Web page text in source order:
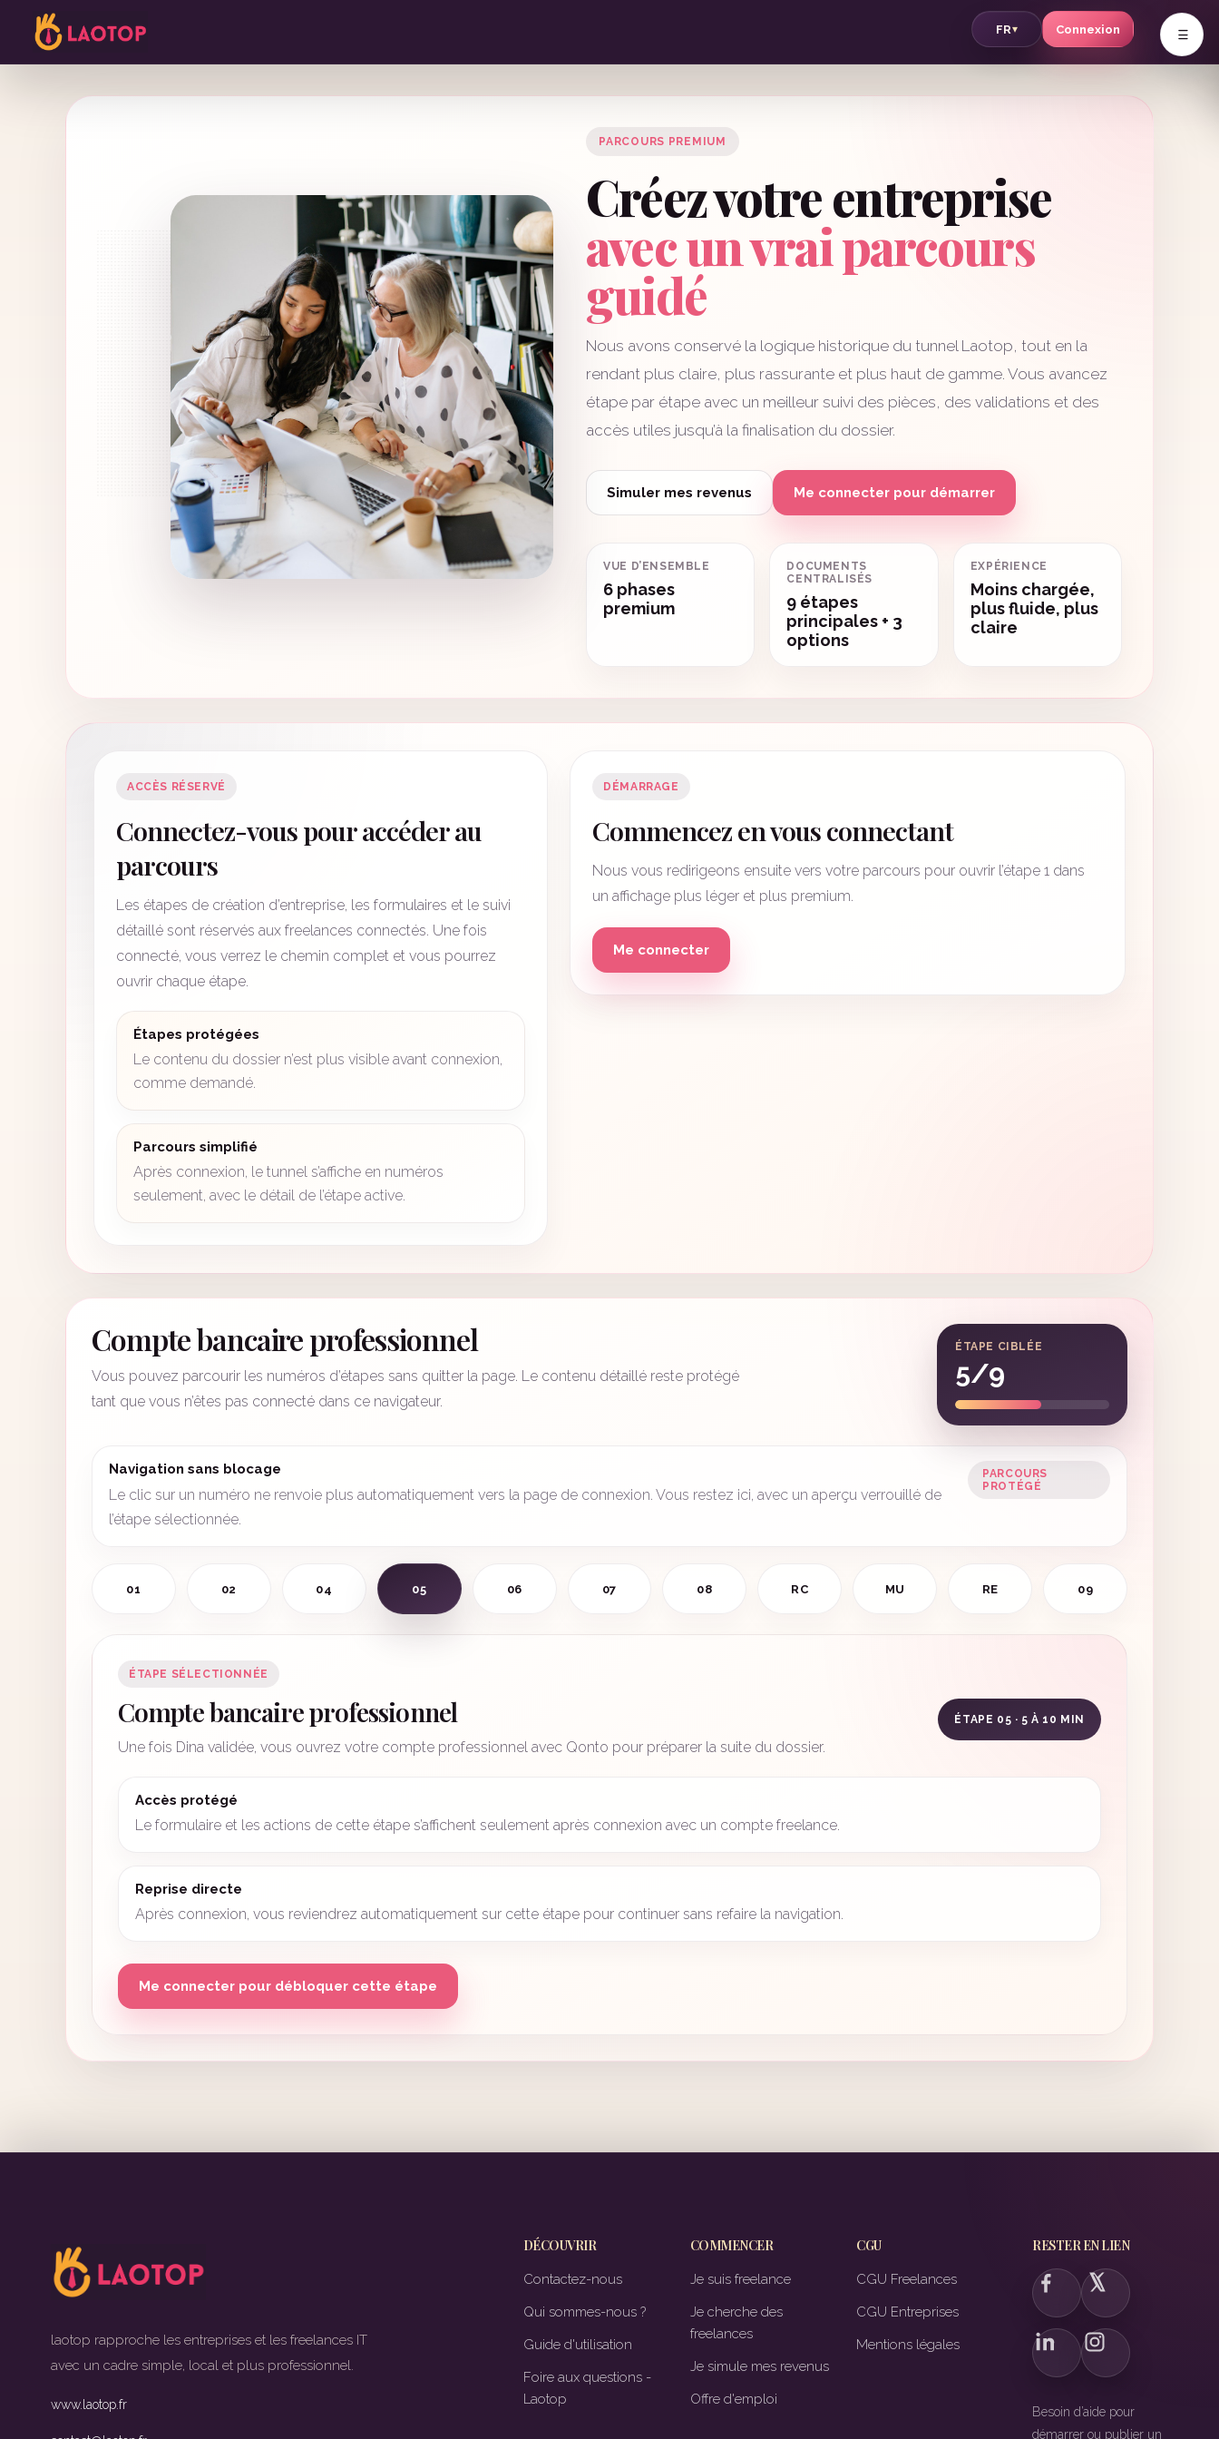
FR▾ Connexion v
PARCOURS PREMIUM
Créez votre entreprise
avec un vrai parcours
guidé
Nous avons conservé la logique historique du tunnel Laotop, tout en la
rendant plus claire, plus rassurante et plus haut de gamme. Vous avancez
étape par étape avec un meilleur suivi des pièces, des validations et des
accès utiles jusqu’à la finalisation du dossier.
Simuler mes revenus Me connecter pour démarrer
VUE D’ENSEMBLE
6 phases
premium
DOCUMENTS
CENTRALISÉS
9 étapes
principales + 3
options
EXPÉRIENCE
Moins chargée,
plus fluide, plus
claire
ACCÈS RÉSERVÉ
Connectez-vous pour accéder au
parcours
Les étapes de création d’entreprise, les formulaires et le suivi
détaillé sont réservés aux freelances connectés. Une fois
connecté, vous verrez le chemin complet et vous pourrez
ouvrir chaque étape.
Étapes protégées
Le contenu du dossier n’est plus visible avant connexion,
comme demandé.
Parcours simplifié
Après connexion, le tunnel s’affiche en numéros
seulement, avec le détail de l’étape active.
DÉMARRAGE
Commencez en vous connectant
Nous vous redirigeons ensuite vers votre parcours pour ouvrir l’étape 1 dans
un affichage plus léger et plus premium.
Me connecter
Compte bancaire professionnel
Vous pouvez parcourir les numéros d’étapes sans quitter la page. Le contenu détaillé reste protégé
tant que vous n’êtes pas connecté dans ce navigateur.
ÉTAPE CIBLÉE
5/9
Navigation sans blocage
Le clic sur un numéro ne renvoie plus automatiquement vers la page de connexion. Vous restez ici, avec un aperçu verrouillé de
l’étape sélectionnée.
PARCOURS
PROTÉGÉ
01 02 04 05 06 07 08 RC MU RE 09
ÉTAPE SÉLECTIONNÉE
Compte bancaire professionnel
Une fois Dina validée, vous ouvrez votre compte professionnel avec Qonto pour préparer la suite du dossier.
ÉTAPE 05 · 5 À 10 MIN
Accès protégé
Le formulaire et les actions de cette étape s’affichent seulement après connexion avec un compte freelance.
Reprise directe
Après connexion, vous reviendrez automatiquement sur cette étape pour continuer sans refaire la navigation.
Me connecter pour débloquer cette étape
laotop rapproche les entreprises et les freelances IT
avec un cadre simple, local et plus professionnel.
www.laotop.fr
DÉCOUVRIR
Contactez-nous
Qui sommes-nous ?
Guide d'utilisation
Foire aux questions -
Laotop
COMMENCER
Je suis freelance
Je cherche des
freelances
Je simule mes revenus
Offre d'emploi
CGU
CGU Freelances
CGU Entreprises
Mentions légales
RESTER EN LIEN
Besoin d’aide pour
démarrer ou publier un